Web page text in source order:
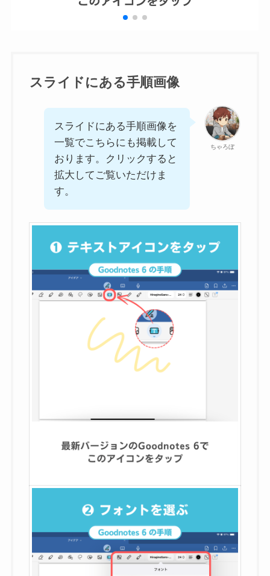
スライドにある手順画像
ちゃろぼ
スライドにある手順画像を
一覧でこちらにも掲載して
おります。クリックすると
拡大してご覧いただけま
す。